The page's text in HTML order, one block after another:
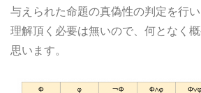
与えられた命題の真偽性の判定を行
理解頂く必要は無いので、何となく
思います。